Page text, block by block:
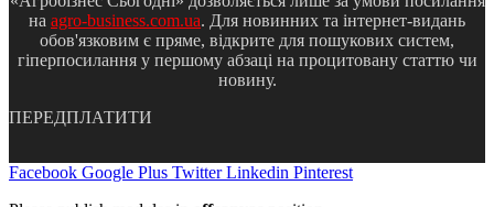
на agro-business.com.ua. Для новинних та інтернет-видань
обов'язковим є пряме, відкрите для пошукових систем,
гіперпосилання у першому абзаці на процитовану статтю чи
новину.
ПЕРЕДПЛАТИТИ
Facebook Google Plus Twitter Linkedin Pinterest